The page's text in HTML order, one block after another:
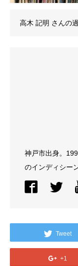
高木 記明 さんの
神戸市出身。
のインディシー
Tweet
+1